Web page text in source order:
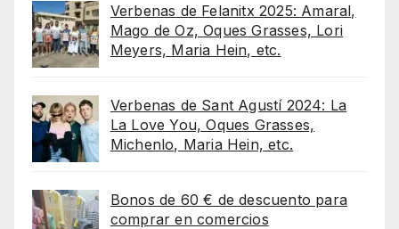
Verbenas de Felanitx 2025: Amaral,
Mago de Oz, Oques Grasses, Lori
Meyers, Maria Hein, etc.
Verbenas de Sant Agustí 2024: La
La Love You, Oques Grasses,
Michenlo, Maria Hein, etc.
Bonos de 60 € de descuento para
comprar en comercios